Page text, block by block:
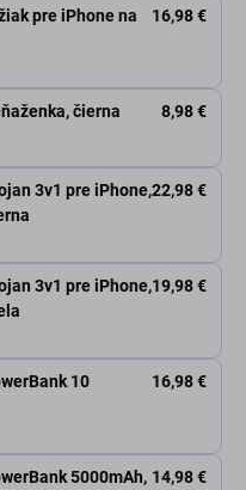
pre iPhone na
16,98 €
čierna 8,98 €
3v1 pre iPhone,22,98 €
3v1 pre iPhone,19,98 €
10
16,98 €
5000mAh, 14,98 €